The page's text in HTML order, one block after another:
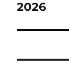
siguiente:
2026